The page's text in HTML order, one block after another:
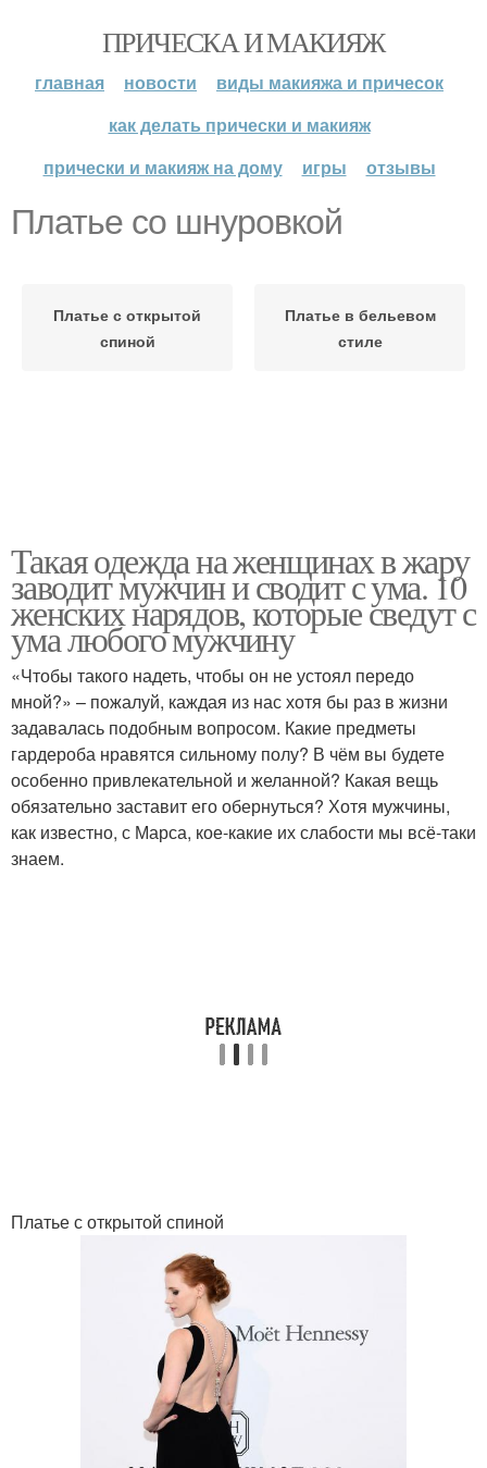
ПРИЧЕСКА И МАКИЯЖ
главная новости
виды макияжа и причесок
как делать прически и макияж
прически и макияж на дому
игры отзывы
Платье со шнуровкой
Платье с открытой
спиной
Платье в бельевом
стиле
Такая одежда на женщинах в жару
заводит мужчин и сводит с ума. 10
женских нарядов, которые сведут с
ума любого мужчину
«Чтобы такого надеть, чтобы он не устоял передо
мной?» – пожалуй, каждая из нас хотя бы раз в жизни
задавалась подобным вопросом. Какие предметы
гардероба нравятся сильному полу? В чём вы будете
особенно привлекательной и желанной? Какая вещь
обязательно заставит его обернуться? Хотя мужчины,
как известно, с Марса, кое-какие их слабости мы всё-таки
знаем.
Платье с открытой спиной